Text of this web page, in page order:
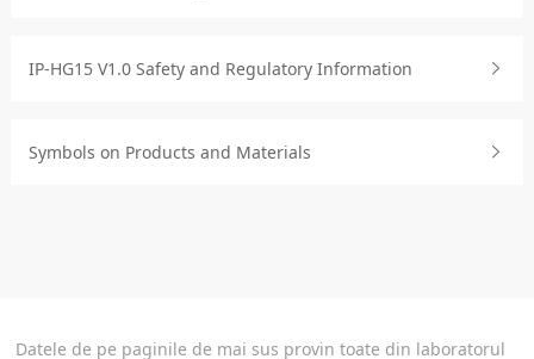
IP-HG15 V1.0 Safety and Regulatory Information
Symbols on Products and Materials
Datele de pe paginile de mai sus provin toate din laboratorul